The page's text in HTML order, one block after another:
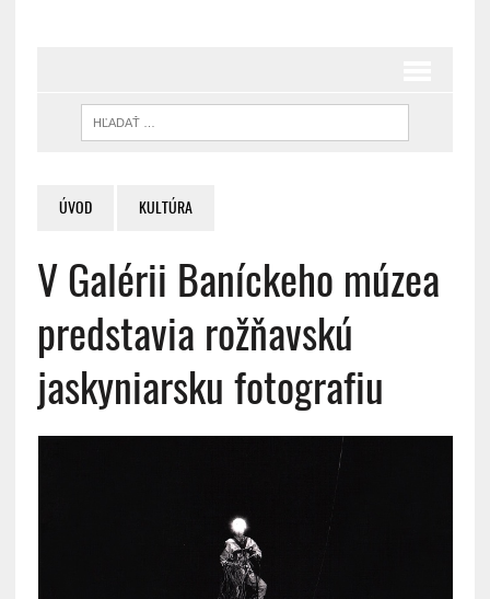
ÚVOD KULTÚRA
V Galérii Baníckeho múzea
predstavia rožňavskú
jaskyniarsku fotografiu